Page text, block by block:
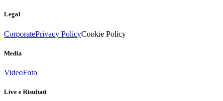
Legal
CorporatePrivacy PolicyCookie Policy
Media
VideoFoto
Live e Risultati